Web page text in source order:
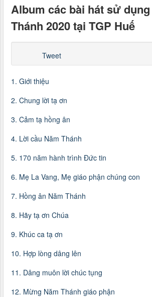
Album các bài hát sử
Thánh 2020 tại TGP Huế
Tweet
1. Giới thiệu
2. Chung lời tạ ơn
3. Cảm tạ hồng ân
4. Lời cầu Năm Thánh
5. 170 năm hành trình Đức tin
6. Mẹ La Vang, Mẹ giáo phận chúng con
7. Hồng ân Năm Thánh
8. Hãy tạ ơn Chúa
9. Khúc ca tạ ơn
10. Hợp lòng dâng lên
11. Dâng muôn lời chúc tụng
12. Mừng Năm Thánh giáo phận